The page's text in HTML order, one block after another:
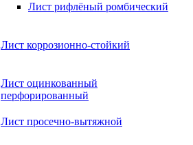
Лист рифлёный ромбический
Лист коррозионно-стойкий
Лист оцинкованный
перфорированный
Лист просечно-вытяжной